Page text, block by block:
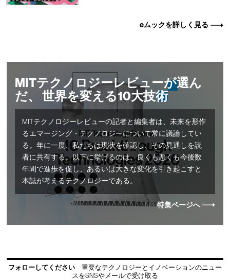
eムックを詳しく見る
MITテクノロジーレビューが選ん
だ、 世界を変える10大技術
MITテクノロジーレビューの記者と編集者は、未来を形作
るエマージング・テクノロジーについて常に議論してい
る。年に一度、私たちは現状を確認し、その見通しを読
者に共有する。以下に挙げるのは、良くも悪くも今後数
年間で進歩を促し、あるいは大きな変化を引き起こすと
本誌が考えるテクノロジーである。
特集ページへ
フォローしてください
重要なテクノロジーとイノベーションのニュー
スをSNSやメールで受け取る